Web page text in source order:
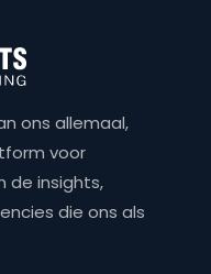
ons allemaal,
voor
de insights,
die ons als